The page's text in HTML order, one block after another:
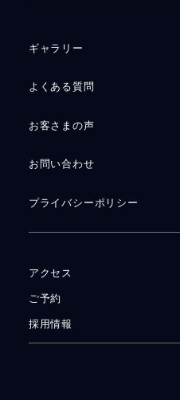
ギャラリー
よくある質問
お客さまの声
お問い合わせ
プライバシーポリシー
アクセス
ご予約
採用情報